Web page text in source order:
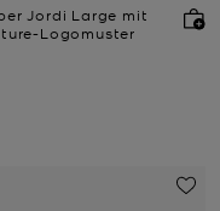
Jordi Large mit
Logomuster